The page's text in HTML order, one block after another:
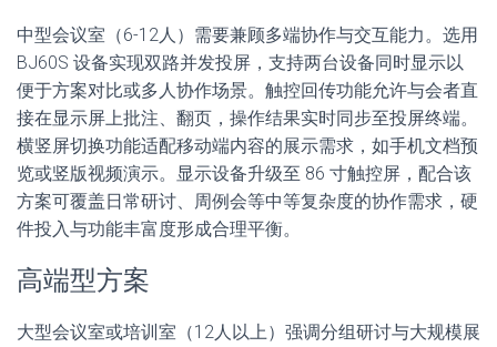
中型会议室（6-12人）需要兼顾多端协作与交互能力。选用
BJ60S 设备实现双路并发投屏，支持两台设备同时显示以
便于方案对比或多人协作场景。触控回传功能允许与会者直
接在显示屏上批注、翻页，操作结果实时同步至投屏终端。
横竖屏切换功能适配移动端内容的展示需求，如手机文档预
览或竖版视频演示。显示设备升级至 86 寸触控屏，配合该
方案可覆盖日常研讨、周例会等中等复杂度的协作需求，硬
件投入与功能丰富度形成合理平衡。
高端型方案
大型会议室或培训室（12人以上）强调分组研讨与大规模展